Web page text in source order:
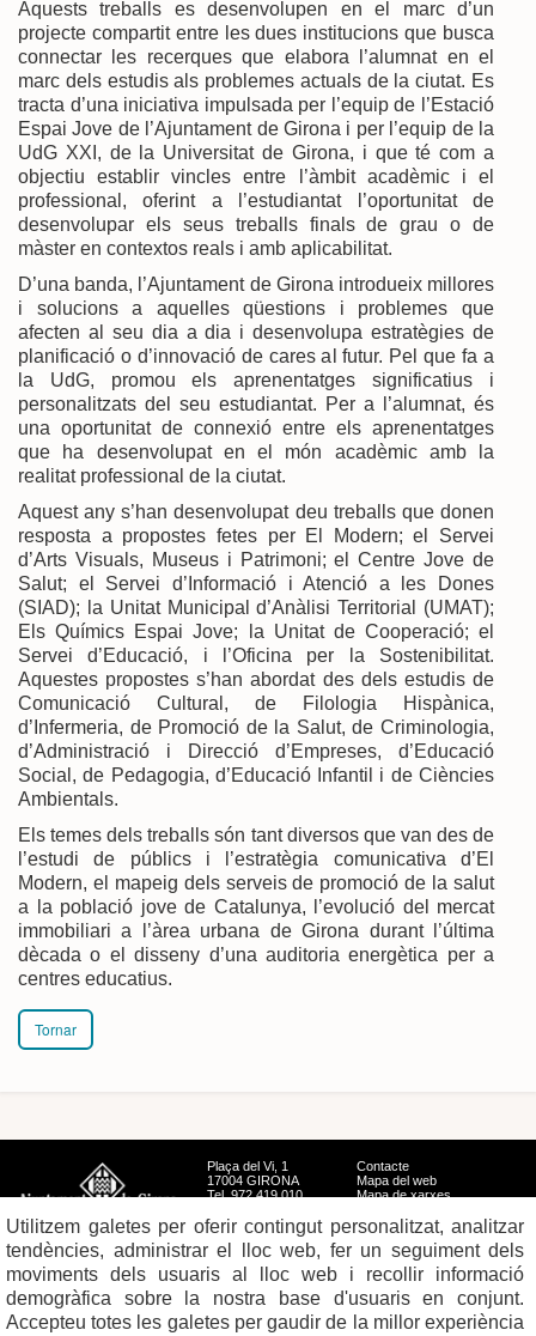
Aquests treballs es desenvolupen en el marc d’un
projecte compartit entre les dues institucions que busca
connectar les recerques que elabora l’alumnat en el
marc dels estudis als problemes actuals de la ciutat. Es
tracta d’una iniciativa impulsada per l’equip de l’Estació
Espai Jove de l’Ajuntament de Girona i per l’equip de la
UdG XXI, de la Universitat de Girona, i que té com a
objectiu establir vincles entre l’àmbit acadèmic i el
professional, oferint a l’estudiantat l’oportunitat de
desenvolupar els seus treballs finals de grau o de
màster en contextos reals i amb aplicabilitat.
D’una banda, l’Ajuntament de Girona introdueix millores
i solucions a aquelles qüestions i problemes que
afecten al seu dia a dia i desenvolupa estratègies de
planificació o d’innovació de cares al futur. Pel que fa a
la UdG, promou els aprenentatges significatius i
personalitzats del seu estudiantat. Per a l’alumnat, és
una oportunitat de connexió entre els aprenentatges
que ha desenvolupat en el món acadèmic amb la
realitat professional de la ciutat.
Aquest any s’han desenvolupat deu treballs que donen
resposta a propostes fetes per El Modern; el Servei
d’Arts Visuals, Museus i Patrimoni; el Centre Jove de
Salut; el Servei d’Informació i Atenció a les Dones
(SIAD); la Unitat Municipal d’Anàlisi Territorial (UMAT);
Els Químics Espai Jove; la Unitat de Cooperació; el
Servei d’Educació, i l’Oficina per la Sostenibilitat.
Aquestes propostes s’han abordat des dels estudis de
Comunicació Cultural, de Filologia Hispànica,
d’Infermeria, de Promoció de la Salut, de Criminologia,
d’Administració i Direcció d’Empreses, d’Educació
Social, de Pedagogia, d’Educació Infantil i de Ciències
Ambientals.
Els temes dels treballs són tant diversos que van des de
l’estudi de públics i l’estratègia comunicativa d’El
Modern, el mapeig dels serveis de promoció de la salut
a la població jove de Catalunya, l’evolució del mercat
immobiliari a l’àrea urbana de Girona durant l’última
dècada o el disseny d’una auditoria energètica per a
centres educatius.
Tornar
Plaça del Vi, 1
17004 GIRONA
Tel. 972 419 010
Contacte
Mapa del web
Mapa de xarxes
Utilitzem galetes per oferir contingut personalitzat, analitzar
tendències, administrar el lloc web, fer un seguiment dels
moviments dels usuaris al lloc web i recollir informació
demogràfica sobre la nostra base d'usuaris en conjunt.
Accepteu totes les galetes per gaudir de la millor experiència